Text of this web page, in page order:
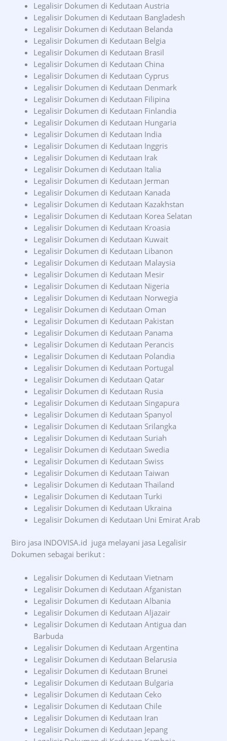
Legalisir Dokumen di Kedutaan Austria
Legalisir Dokumen di Kedutaan Bangladesh
Legalisir Dokumen di Kedutaan Belanda
Legalisir Dokumen di Kedutaan Belgia
Legalisir Dokumen di Kedutaan Brasil
Legalisir Dokumen di Kedutaan China
Legalisir Dokumen di Kedutaan Cyprus
Legalisir Dokumen di Kedutaan Denmark
Legalisir Dokumen di Kedutaan Filipina
Legalisir Dokumen di Kedutaan Finlandia
Legalisir Dokumen di Kedutaan Hungaria
Legalisir Dokumen di Kedutaan India
Legalisir Dokumen di Kedutaan Inggris
Legalisir Dokumen di Kedutaan Irak
Legalisir Dokumen di Kedutaan Italia
Legalisir Dokumen di Kedutaan Jerman
Legalisir Dokumen di Kedutaan Kanada
Legalisir Dokumen di Kedutaan Kazakhstan
Legalisir Dokumen di Kedutaan Korea Selatan
Legalisir Dokumen di Kedutaan Kroasia
Legalisir Dokumen di Kedutaan Kuwait
Legalisir Dokumen di Kedutaan Libanon
Legalisir Dokumen di Kedutaan Malaysia
Legalisir Dokumen di Kedutaan Mesir
Legalisir Dokumen di Kedutaan Nigeria
Legalisir Dokumen di Kedutaan Norwegia
Legalisir Dokumen di Kedutaan Oman
Legalisir Dokumen di Kedutaan Pakistan
Legalisir Dokumen di Kedutaan Panama
Legalisir Dokumen di Kedutaan Perancis
Legalisir Dokumen di Kedutaan Polandia
Legalisir Dokumen di Kedutaan Portugal
Legalisir Dokumen di Kedutaan Qatar
Legalisir Dokumen di Kedutaan Rusia
Legalisir Dokumen di Kedutaan Singapura
Legalisir Dokumen di Kedutaan Spanyol
Legalisir Dokumen di Kedutaan Srilangka
Legalisir Dokumen di Kedutaan Suriah
Legalisir Dokumen di Kedutaan Swedia
Legalisir Dokumen di Kedutaan Swiss
Legalisir Dokumen di Kedutaan Taiwan
Legalisir Dokumen di Kedutaan Thailand
Legalisir Dokumen di Kedutaan Turki
Legalisir Dokumen di Kedutaan Ukraina
Legalisir Dokumen di Kedutaan Uni Emirat Arab
Biro jasa INDOVISA.id juga melayani jasa Legalisir
Dokumen sebagai berikut :
Legalisir Dokumen di Kedutaan Vietnam
Legalisir Dokumen di Kedutaan Afganistan
Legalisir Dokumen di Kedutaan Albania
Legalisir Dokumen di Kedutaan Aljazair
Legalisir Dokumen di Kedutaan Antigua dan
Barbuda
Legalisir Dokumen di Kedutaan Argentina
Legalisir Dokumen di Kedutaan Belarusia
Legalisir Dokumen di Kedutaan Brunei
Legalisir Dokumen di Kedutaan Bulgaria
Legalisir Dokumen di Kedutaan Ceko
Legalisir Dokumen di Kedutaan Chile
Legalisir Dokumen di Kedutaan Iran
Legalisir Dokumen di Kedutaan Jepang